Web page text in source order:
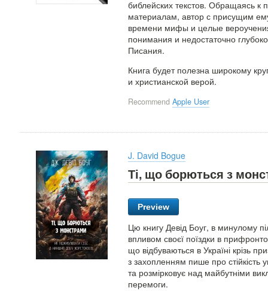
библейских текстов. Обращаясь к
материалам, автор с присущим
времени мифы и целые
понимания и недостаточно
Писания.
Книга будет полезна широкому
и христианской верой.
Recommend Apple User
J. David Bogue
Ті, що борються з
Preview
Цю книгу Девід Боуг, в минулому
впливом своєї поїздки в
що відбуваються в Україні крізь
з захопленням пише про стійкість
та розмірковує над майбутніми
перемоги.